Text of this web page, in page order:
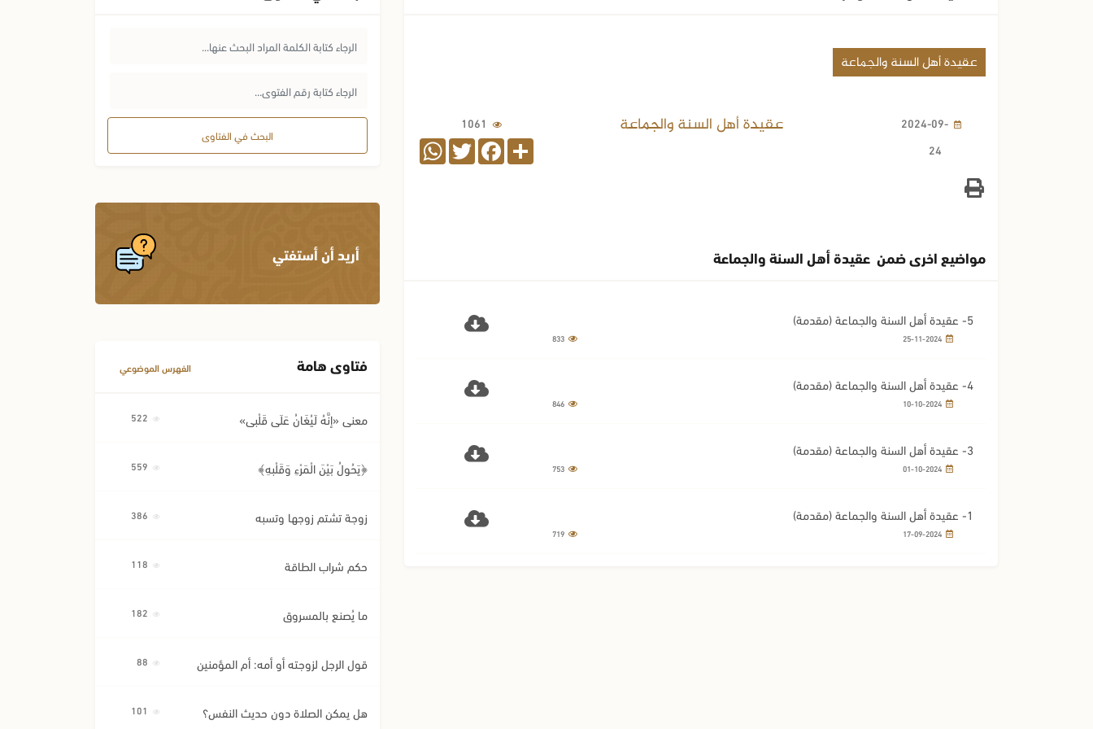
عقيدة أهل السنة والجماعة
2024-09-
24
عقيدة أهل السنة والجماعة
1061
Share
Facebook
Twitter
WhatsApp
مواضيع اخرى ضمن عقيدة أهل السنة والجماعة
5- عقيدة أهل السنة والجماعة (مقدمة)
4- عقيدة أهل السنة والجماعة (مقدمة)
3- عقيدة أهل السنة والجماعة (مقدمة)
1- عقيدة أهل السنة والجماعة (مقدمة)
البحث في الفتاوى
أريد أن أستفتي
فتاوى هامة الفهرس الموضوعي
معنى «إِنَّهُ لَيُغَانُ عَلَى قَلْبِي»
﴿يَحُولُ بَيْنَ الْمَرْءِ وَقَلْبِهِ﴾
زوجة تشتم زوجها وتسبه
حكم شراب الطاقة
ما يُصنع بالمسروق
قول الرجل لزوجته أو أمه: أم المؤمنين
هل يمكن الصلاة دون حديث النفس؟